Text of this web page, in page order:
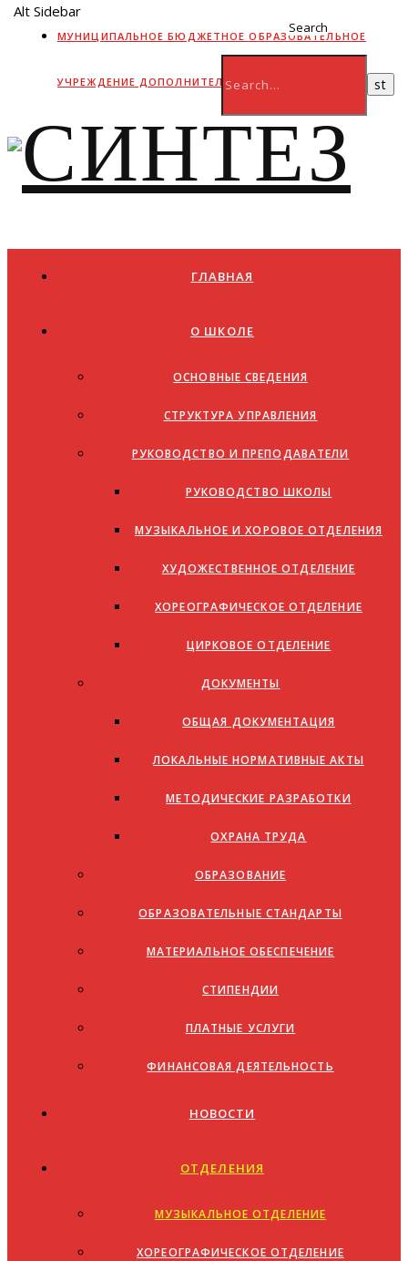
МУНИЦИПАЛЬНОЕ БЮДЖЕТНОЕ ОБРАЗОВАТЕЛЬНОЕ
УЧРЕЖДЕНИЕ ДОПОЛНИТЕЛЬНОГО ОБРАЗОВАНИЯ
Alt Sidebar
Search
ГЛАВНАЯ
О ШКОЛЕ
ОСНОВНЫЕ СВЕДЕНИЯ
СТРУКТУРА УПРАВЛЕНИЯ
РУКОВОДСТВО И ПРЕПОДАВАТЕЛИ
РУКОВОДСТВО ШКОЛЫ
МУЗЫКАЛЬНОЕ И ХОРОВОЕ ОТДЕЛЕНИЯ
ХУДОЖЕСТВЕННОЕ ОТДЕЛЕНИЕ
ХОРЕОГРАФИЧЕСКОЕ ОТДЕЛЕНИЕ
ЦИРКОВОЕ ОТДЕЛЕНИЕ
ДОКУМЕНТЫ
ОБЩАЯ ДОКУМЕНТАЦИЯ
ЛОКАЛЬНЫЕ НОРМАТИВНЫЕ АКТЫ
МЕТОДИЧЕСКИЕ РАЗРАБОТКИ
ОХРАНА ТРУДА
ОБРАЗОВАНИЕ
ОБРАЗОВАТЕЛЬНЫЕ СТАНДАРТЫ
МАТЕРИАЛЬНОЕ ОБЕСПЕЧЕНИЕ
СТИПЕНДИИ
ПЛАТНЫЕ УСЛУГИ
ФИНАНСОВАЯ ДЕЯТЕЛЬНОСТЬ
НОВОСТИ
ОТДЕЛЕНИЯ
МУЗЫКАЛЬНОЕ ОТДЕЛЕНИЕ
ХОРЕОГРАФИЧЕСКОЕ ОТДЕЛЕНИЕ